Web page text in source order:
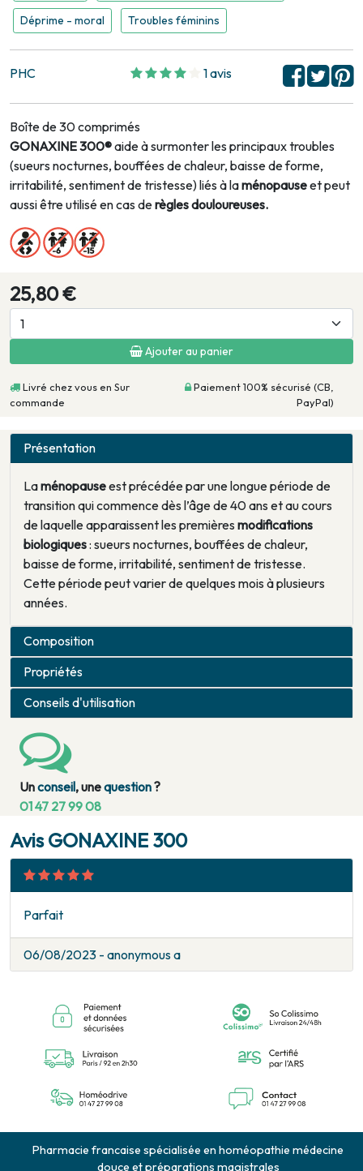
Déprime - moral Troubles féminins
PHC 1 avis
Boîte de 30 comprimés
GONAXINE 300®aide à surmonter les principaux troubles
(sueurs nocturnes, bouffées de chaleur, baisse de forme,
irritabilité, sentiment de tristesse) liés à laménopauseet peut
aussi être utilisé en cas derègles douloureuses.
25,80 €
Ajouter au panier
Livré chez vous en Sur
commande
Paiement 100% sécurisé (CB,
PayPal)
Présentation
Laménopauseest précédée par une longue période de
transition qui commence dès l’âge de 40 ans et au cours
de laquelle apparaissent les premières modifications
biologiques: sueurs nocturnes, bouffées de chaleur,
baisse de forme, irritabilité, sentiment de tristesse.
Cette période peut varier de quelques mois à plusieurs
années.
Composition
Propriétés
Conseils d'utilisation
Unconseil, unequestion?
01 47 27 99 08
Avis GONAXINE 300
Parfait
06/08/2023 - anonymous a
Pharmacie francaise spécialisée en homéopathie médecine
douce et préparations magistrales